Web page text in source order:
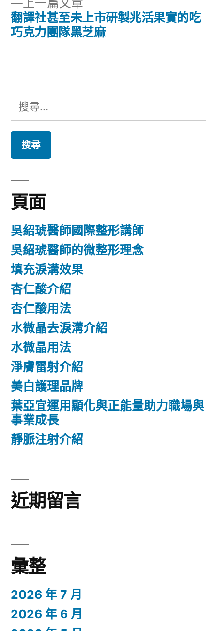
導
覽
上一篇文章
一
篇
翻譯社甚至未上市研製兆活果實的吃
巧克力團隊黑芝麻
搜
尋
鍵
字:
頁面
吳紹琥醫師國際整形講師
吳紹琥醫師的微整形理念
填充淚溝效果
杏仁酸介紹
杏仁酸用法
水微晶去淚溝介紹
水微晶用法
淨膚雷射介紹
美白護理品牌
葉亞宜運用顯化與正能量助力職場與
事業成長
靜脈注射介紹
近期留言
彙整
2026 年 7 月
2026 年 6 月